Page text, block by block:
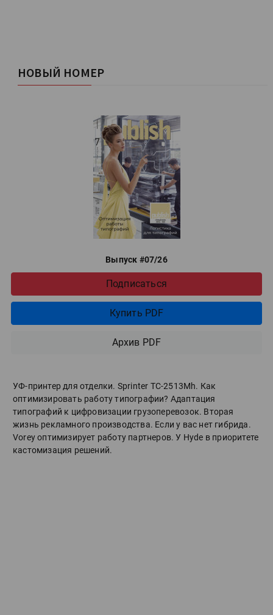
НОВЫЙ НОМЕР
Выпуск #07/26
Подписаться
Купить PDF
Архив PDF
УФ-принтер для отделки. Sprinter ТС-2513Mh. Как
оптимизировать работу типографии? Адаптация
типографий к цифровизации грузоперевозок. Вторая
жизнь рекламного производства. Если у вас нет гибрида.
Vorey оптимизирует работу партнеров. У Hyde в приоритете
кастомизация решений.